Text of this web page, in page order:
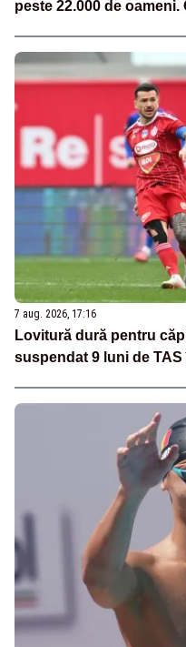
peste 22.000 de
7 aug. 2026, 17:16
Lovitură dură pentru
suspendat 9 luni de